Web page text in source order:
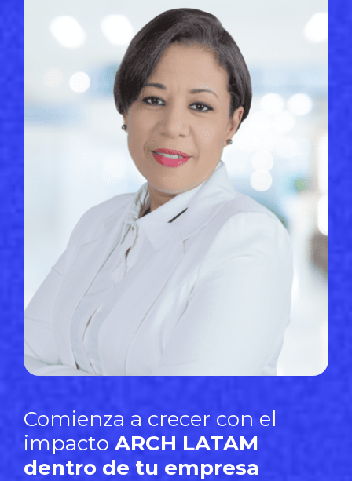
Comienza a crecer con el
impacto ARCH LATAM
dentro de tu empresa